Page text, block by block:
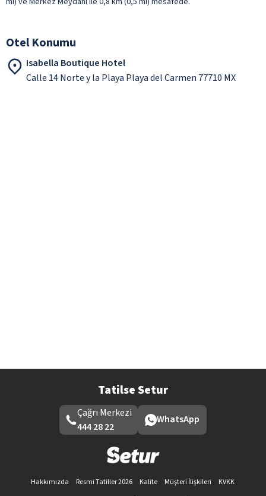
Otel Konumu
Isabella Boutique Hotel
Calle 14 Norte y la Playa Playa del Carmen 77710 MX
Tatilse Setur
Çağrı Merkezi
444 28 22
WhatsApp
Hakkımızda Resmi Tatiller 2026 Kalite Müşteri İlişkileri
KVKK